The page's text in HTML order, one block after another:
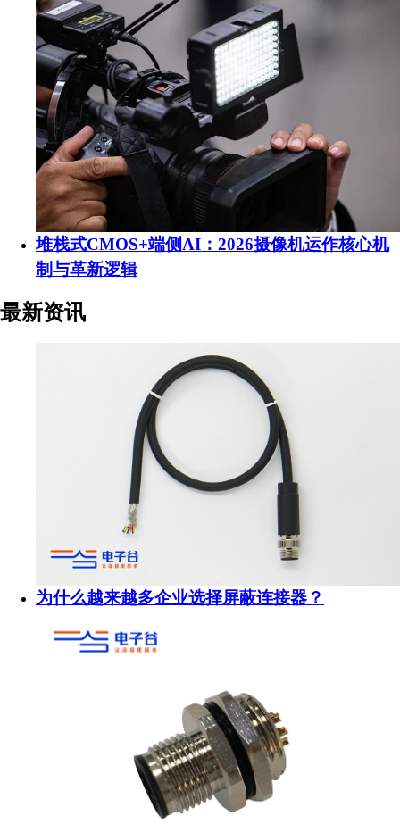
堆栈式CMOS+端侧AI：2026摄像机运作核心机
制与革新逻辑
最新资讯
为什么越来越多企业选择屏蔽连接器？